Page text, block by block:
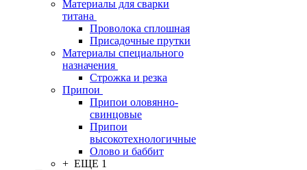
Материалы для сварки
титана
Проволока сплошная
Присадочные прутки
Материалы специального
назначения
Строжка и резка
Припои
Припои оловянно-
свинцовые
Припои
высокотехнологичные
Олово и баббит
+ ЕЩЕ 1